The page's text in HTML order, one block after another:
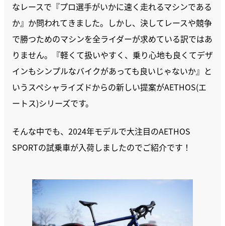
なレースで『プロ選手がいかに速く走れるマシンである
か』か問われてきました。しかし、決してレースや競争
で勝つためのマシンを全ライダーが求めている訳ではあ
りません。『軽くて扱いやすく、乗り心地も良くてデザ
インもシンプルなバイクがあっても良いじゃないか』と
いうスペシャライズドからの新しい提案がAETHOS(エ
ートス)シリーズです。
そんな中でも、2024年モデルで大注目のAETHOS
SPORTの試乗車が入荷しましたのでご紹介です！